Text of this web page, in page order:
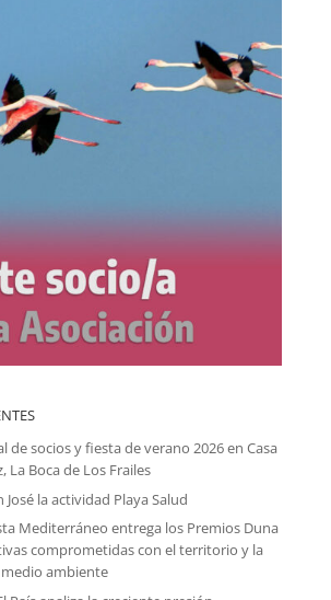
de socios y fiesta de verano 2026 en Casa
La Boca de Los Frailes
José la actividad Playa Salud
Mediterráneo entrega los Premios Duna
comprometidas con el territorio y la
ambiente